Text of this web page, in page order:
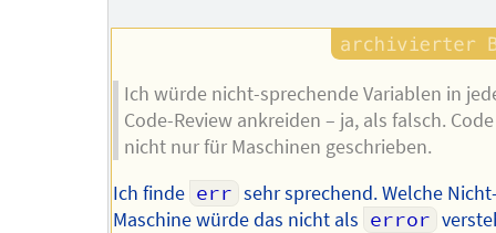
Ich würde nicht-sprechende Variablen in
Code-Review ankreiden – ja, als falsch.
nicht nur für Maschinen geschrieben.
Ich finde err sehr sprechend. Welche
Maschine würde das nicht als error